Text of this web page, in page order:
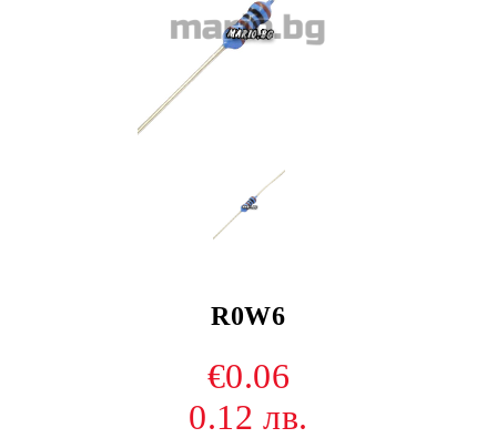
R0W6
€0.06
0.12 лв.